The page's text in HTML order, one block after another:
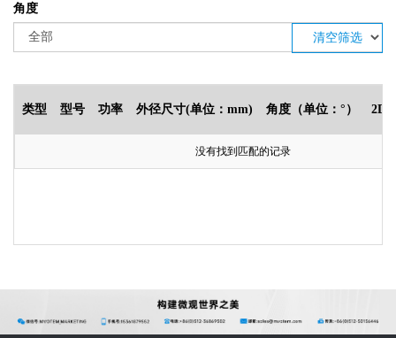
角度
清空筛选
类型 型号 功率 外径尺寸(单位：mm) 角度（单位：°） 2D
没有找到匹配的记录